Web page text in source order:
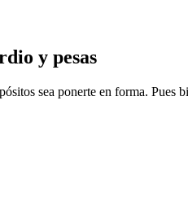
y pesas
sea ponerte en forma.